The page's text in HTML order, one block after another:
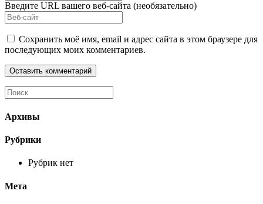
Введите URL вашего веб-сайта (необязательно)
Сохранить моё имя, email и адрес сайта в этом браузере для
последующих моих комментариев.
Архивы
Рубрики
Рубрик нет
Мета